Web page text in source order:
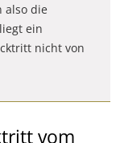
also die
ein
nicht von
vom